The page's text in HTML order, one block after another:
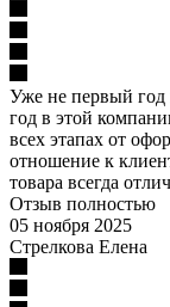
Уже не первый год
год в этой
всех этапах от
отношение к
товара всегда
Отзыв полностью
05 ноября 2025
Стрелкова Елена